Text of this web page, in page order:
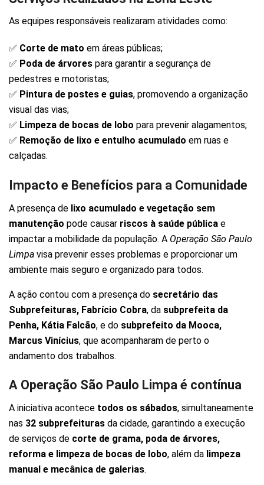
As equipes responsáveis realizaram atividades como:
✅ Corte de mato em áreas públicas;
✅ Poda de árvores para garantir a segurança de
pedestres e motoristas;
✅ Pintura de postes e guias, promovendo a organização
visual das vias;
✅ Limpeza de bocas de lobo para prevenir alagamentos;
✅ Remoção de lixo e entulho acumulado em ruas e
calçadas.
Impacto e Benefícios para a Comunidade
A presença de lixo acumulado e vegetação sem
manutenção pode causar riscos à saúde pública e
impactar a mobilidade da população. A Operação São Paulo
Limpa visa prevenir esses problemas e proporcionar um
ambiente mais seguro e organizado para todos.
A ação contou com a presença do secretário das
Subprefeituras, Fabrício Cobra, da subprefeita da
Penha, Kátia Falcão, e do subprefeito da Mooca,
Marcus Vinícius, que acompanharam de perto o
andamento dos trabalhos.
A Operação São Paulo Limpa é contínua
A iniciativa acontece todos os sábados, simultaneamente
nas 32 subprefeituras da cidade, garantindo a execução
de serviços de corte de grama, poda de árvores,
reforma e limpeza de bocas de lobo, além da limpeza
manual e mecânica de galerias.